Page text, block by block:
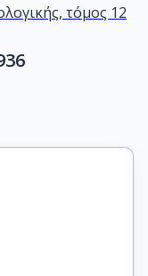
τόμος 12